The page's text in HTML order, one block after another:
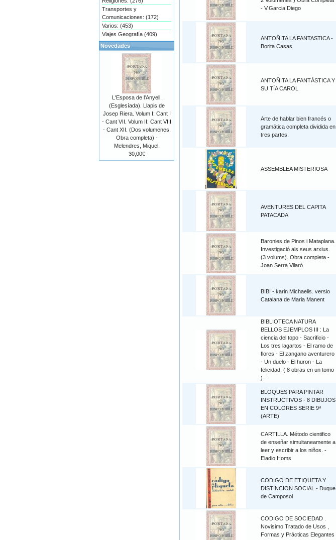
- V.Garcia Diego
ANTOÑITA LA FANTASTICA -
Borita Casas
ANTOÑITA LA FANTÁSTICA Y
SU TÍA CAROL
Arte de hablar bien francés o
gramática completa dividida en
tres partes.
ASSEMBLEA MISTERIOSA
AVENTURES DEL CAPITA
PATACADA
Baronies de Pinos i Mataplana.
Investigació als seus arxius.
(3 volums). Obra completa -
Joan Serra Vilaró
BIBI - karin Michaelis. versio
Catalana de Maria Manent
BIBLIOTECA NATURA
BELLOS EJEMPLOS III : La
ciencia del topo - Sacrificio -
Los tres lagartos - El ramo de
flores - El zangano aventurero
- Un duelo - El huron - La
felicidad. ( 8 obras en un tomo
) -
BLOQUES PARA PINTAR
INSTRUCTIVOS - 8 DIBUJOS
EN COLORES SERIE 9ª
(ARTE)
CARTILLA. Método cientifico
de enseñar simultaneamente a
leer y escribir a los niños. -
Eladio Homs
CODIGO DE ETIQUETA Y
DISTINCION SOCIAL - Duque
de Camposol
CODIGO DE SOCIEDAD .
Novisimo Tratado de Usos ,
Formas y Prácticas Elegantes
Transportes y
Comunicaciones: (172)
Varios: (453)
Viajes Geografía (409)
Novedades
L'Esposa de l'Anyell.
(Esglesíada). Llapis de
Josep Riera. Volum I: Cant I
- Cant VII. Volum II: Cant VIII
- Cant XII. (Dos volumenes.
Obra completa) -
Melendres, Miquel.
30,00€